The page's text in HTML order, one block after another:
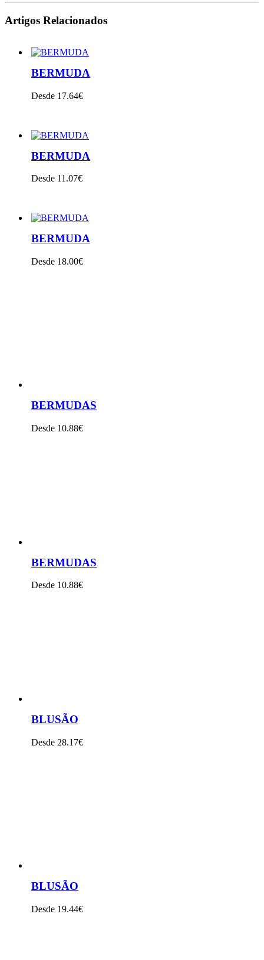
Artigos Relacionados
BERMUDA
Desde 17.64€
BERMUDA
Desde 11.07€
BERMUDA
Desde 18.00€
BERMUDAS
Desde 10.88€
BERMUDAS
Desde 10.88€
BLUSÃO
Desde 28.17€
BLUSÃO
Desde 19.44€